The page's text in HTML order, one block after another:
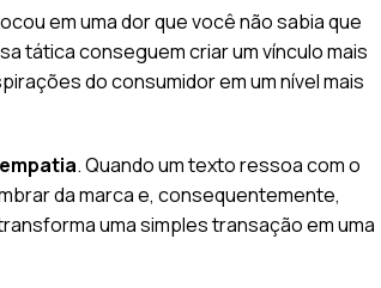
em uma dor que você não sabia que
tática conseguem criar um vínculo mais
do consumidor em um nível mais
empatia. Quando um texto ressoa com o
da marca e, consequentemente,
uma simples transação em uma